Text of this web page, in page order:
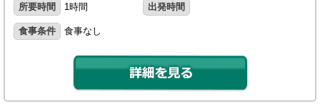
所要時間
1時間 出発時間
食事条件 食事なし